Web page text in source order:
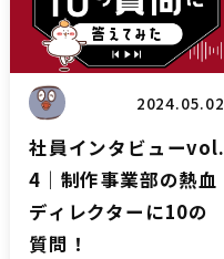
2024.05.02
社員インタビューvol.
4｜制作事業部の熱血
ディレクターに10の
質問！